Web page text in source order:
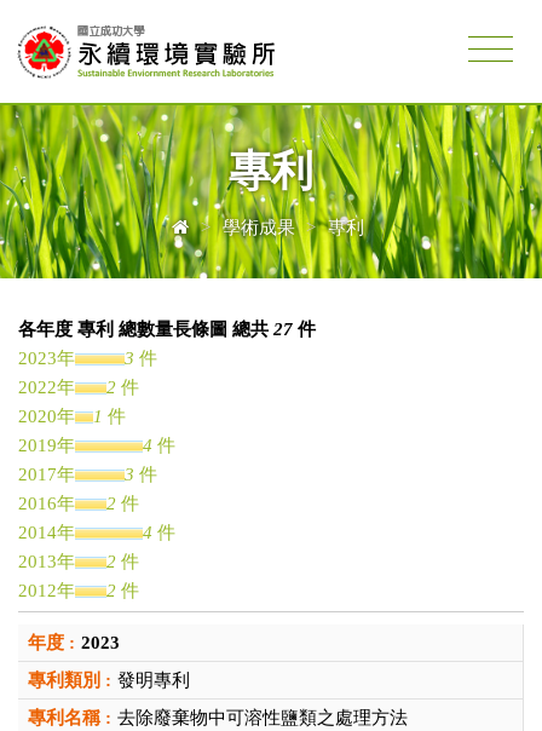
專利
> 學術成果 > 專利
各年度 專利 總數量長條圖 總共 27 件
2023年
3 件
2022年
2件
2020年
1 件
2019年
4 件
2017年
3 件
2016年
2件
2014年
4 件
2013年
2件
2012年
2件
2009年
1件
2004年
1件
2003年
1 件
未設定
1件
2023
發明專利
去除廢棄物中可溶性鹽類之處理方法